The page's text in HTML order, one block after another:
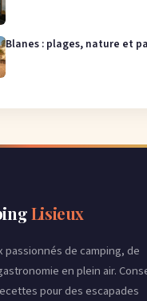
Blanes : plages, nature et
Lisieux
passionnés de camping, de
en plein air.
pour des escapades